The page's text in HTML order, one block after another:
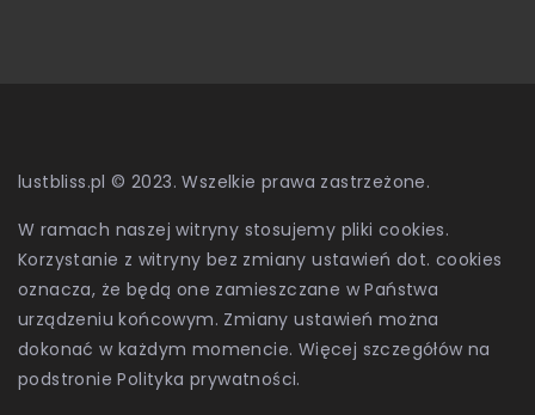
lustbliss.pl © 2023. Wszelkie prawa zastrzeżone.
W ramach naszej witryny stosujemy pliki cookies.
Korzystanie z witryny bez zmiany ustawień dot. cookies
oznacza, że będą one zamieszczane w Państwa
urządzeniu końcowym. Zmiany ustawień można
dokonać w każdym momencie. Więcej szczegółów na
podstroniePolityka prywatności.